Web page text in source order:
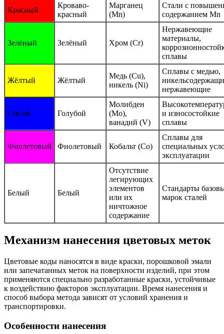
Красный
Кроваво-
красный
Марганец
(Mn)
Стали с
содержанием Mn
Зелёный Зелёный Хром (Cr)
Нержавеющие
материалы,
сплавы
Жёлтый Жёлтый
Медь (Cu),
никель (Ni)
Сплавы с медью,
нержавеющие
Синий Голубой
Молибден
(Mo),
ванадий (V)
и износостойкие
сплавы
Фиолетовый Фиолетовый Кобальт (Co)
Сплавы для
специальных
эксплуатации
Белый Белый
Отсутствие
легирующих
элементов
или их
ничтожное
содержание
Стандарты
марок сталей
Механизм нанесения цветовых меток
Цветовые коды наносятся в виде краски, порошковой эмали
или запечатанных меток на поверхности изделий, при этом
применяются специально разработанные краски, устойчивые
к воздействию факторов эксплуатации. Время нанесения и
способ выбора метода зависят от условий хранения и
транспортировки.
Особенности нанесения